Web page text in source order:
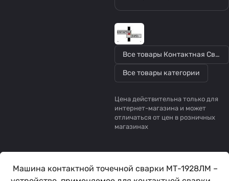
Все товары Контактная Сварка
Все товары категории
Цена действительна только для
интернет-магазина и может
отличаться от цен в розничных
магазинах
Машина контактной точечной сварки МТ-1928ЛМ –